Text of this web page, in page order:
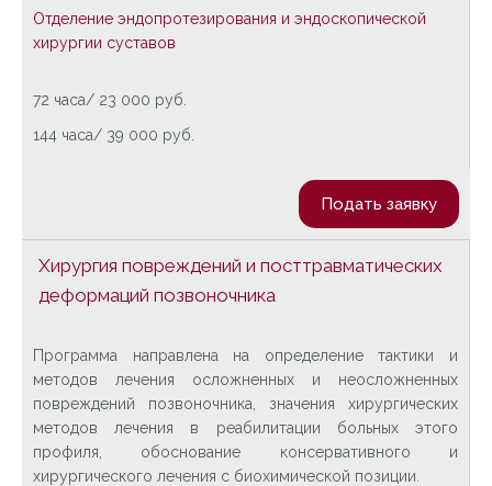
Отделение эндопротезирования и эндоскопической
хирургии суставов
72 часа/ 23 000 руб.
144 часа/ 39 000 руб.
Подать заявку
Хирургия повреждений и посттравматических
деформаций позвоночника
Программа направлена на определение тактики и
методов лечения осложненных и неосложненных
повреждений позвоночника, значения хирургических
методов лечения в реабилитации больных этого
профиля, обоснование консервативного и
хирургического лечения с биохимической позиции.